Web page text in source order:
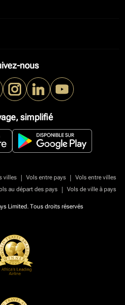
nous
simplifié
villes | Vols entre pays |
Vols entre villes
au départ des pays | Vols de ville à pays
Limited. Tous droits réservés